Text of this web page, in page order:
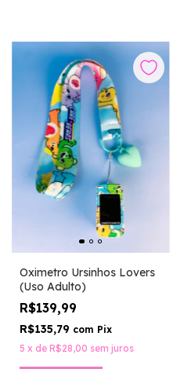
Oximetro Ursinhos Lovers
(Uso Adulto)
R$139,99
R$135,79 com Pix
5 x de R$28,00 sem juros